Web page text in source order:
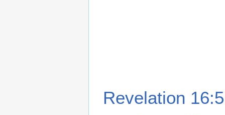
Revelation